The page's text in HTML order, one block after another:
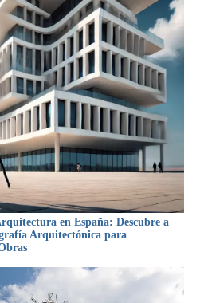
en España: Descubre a
Arquitectónica para